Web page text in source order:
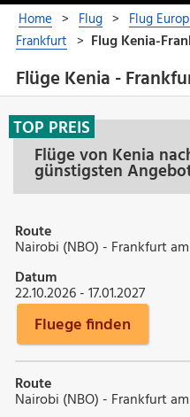
Flüge Kenia -
Flüge von Kenia
günstigsten
TOP PREIS
Route
Nairobi (NBO) - Frankfurt
Datum
22.10.2026 - 17.01.2027
Fluege finden
Route
Nairobi (NBO) - Frankfurt